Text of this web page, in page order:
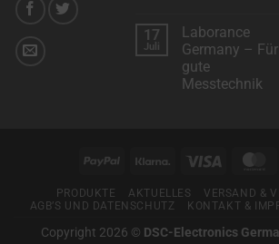
Das
Suchportal
für
professionelle
Mess-
und
Wir
arbeiten
mit
“Klarna”
für
17
Juli
Laborance
Germany – Für
gute
Messtechnik
Messtechnik
PayPal Klarna Visa
PRODUKTE AKTUELLES
VERSAND &
AGB’S UND DATENSCHUTZ
KONTAKT &
Copyright 2026 © DSC-Electronics